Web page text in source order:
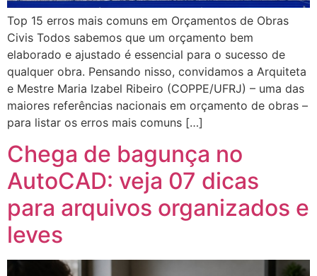
Top 15 erros mais comuns em Orçamentos de Obras
Civis Todos sabemos que um orçamento bem
elaborado e ajustado é essencial para o sucesso de
qualquer obra. Pensando nisso, convidamos a Arquiteta
e Mestre Maria Izabel Ribeiro (COPPE/UFRJ) – uma das
maiores referências nacionais em orçamento de obras –
para listar os erros mais comuns […]
Chega de bagunça no
AutoCAD: veja 07 dicas
para arquivos organizados e
leves